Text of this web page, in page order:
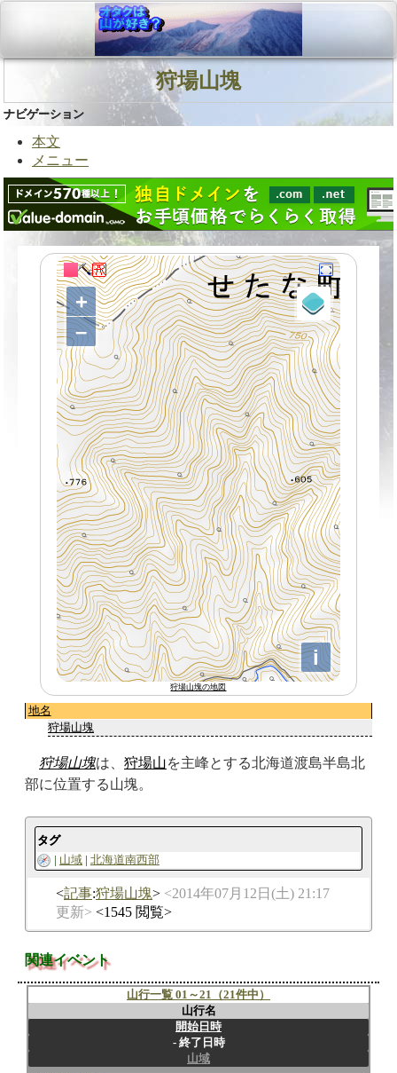
狩場山塊
ナビゲーション
本文
メニュー
狩場山塊の地図
地名
狩場山塊
狩場山塊は、 狩場山を主峰とする北海道渡島半島北
部に位置する山塊。
タグ
山域 北海道南西部
記事:狩場山塊
2014年07月12日(土) 21:17
更新
1545 閲覧
関連イベント
山行一覧 01～21（21件中）
山行名
開始日時
終了日時
山域